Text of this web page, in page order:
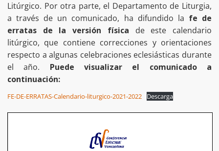
Litúrgico. Por otra parte, el Departamento de Liturgia,
a través de un comunicado, ha difundido la fe de
erratas de la versión física de este calendario
litúrgico, que contiene correcciones y orientaciones
respecto a algunas celebraciones eclesiásticas durante
el año. Puede visualizar el comunicado a
continuación:
FE-DE-ERRATAS-Calendario-liturgico-2021-2022 Descarga